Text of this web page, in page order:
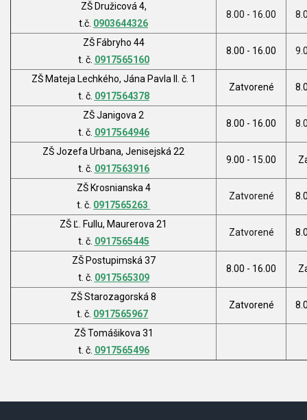
ZŠ Družicová 4,
t.č. 0903644326
8.00 - 16.00
ZŠ Fábryho 44
t. č. 0917565160
8.00 - 16.00
ZŠ Mateja Lechkého, Jána Pavla II. č. 1
t. č. 0917564378
Zatvorené
ZŠ Janigova 2
t. č. 0917564946
8.00 - 16.00
ZŠ Jozefa Urbana, Jenisejská 22
t. č. 0917563916
9.00 - 15.00
ZŠ Krosnianska 4
t. č. 0917565263
Zatvorené
ZŠ Ľ. Fullu, Maurerova 21
t. č. 0917565445
Zatvorené
ZŠ Postupimská 37
t. č. 0917565309
8.00 - 16.00
ZŠ Starozagorská 8
t. č. 0917565967
Zatvorené
ZŠ Tomášikova 31
t. č. 0917565496